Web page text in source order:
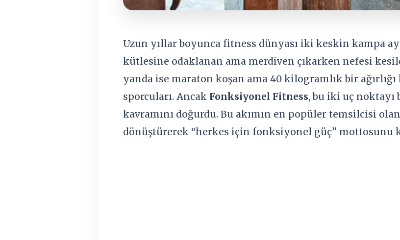
Uzun yıllar boyunca fitness dünyası iki keskin kampa
kütlesine odaklanan ama merdiven çıkarken nefesi
yanda ise maraton koşan ama 40 kilogramlık bir ağırlığı
sporcuları. Ancak Fonksiyonel Fitness, bu iki uç
kavramını doğurdu. Bu akımın en popüler temsilcisi olan
dönüştürerek “herkes için fonksiyonel güç” mottosunu